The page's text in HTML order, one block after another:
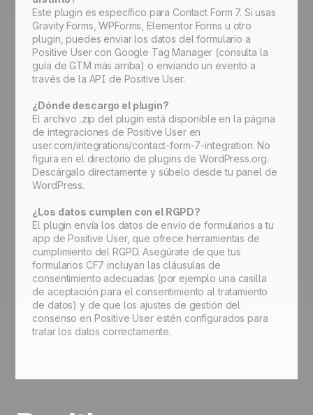
Este plugin es específico para Contact Form 7. Si usas
Gravity Forms, WPForms, Elementor Forms u otro
plugin, puedes enviar los datos del formulario a
Positive User con Google Tag Manager (consulta la
guía de GTM más arriba) o enviando un evento a
través de la API de Positive User.
¿Dónde descargo el plugin?
El archivo .zip del plugin está disponible en la página
de integraciones de Positive User en
user.com/integrations/contact-form-7-integration. No
figura en el directorio de plugins de WordPress.org.
Descárgalo directamente y súbelo desde tu panel de
WordPress.
¿Los datos cumplen con el RGPD?
El plugin envía los datos de envío de formularios a tu
app de Positive User, que ofrece herramientas de
cumplimiento del RGPD. Asegúrate de que tus
formularios CF7 incluyan las cláusulas de
consentimiento adecuadas (por ejemplo una casilla
de aceptación para el consentimiento al tratamiento
de datos) y de que los ajustes de gestión del
consenso en Positive User estén configurados para
tratar los datos correctamente.